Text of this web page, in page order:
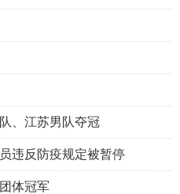
、江苏男队夺冠
违反防疫规定被暂停
体冠军